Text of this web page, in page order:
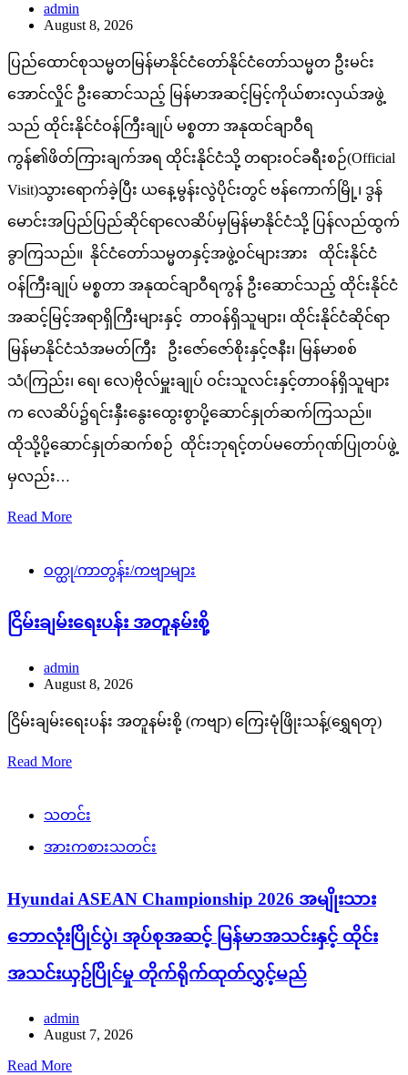
admin
August 8, 2026
ပြည်ထောင်စုသမ္မတမြန်မာနိုင်ငံတော်နိုင်ငံတော်သမ္မတ ဦးမင်း
အောင်လှိုင် ဦးဆောင်သည့် မြန်မာအဆင့်မြင့်ကိုယ်စားလှယ်အဖွဲ့
သည် ထိုင်းနိုင်ငံဝန်ကြီးချုပ် မစ္စတာ အနုထင်ချာဝီရ
ကွန်၏ဖိတ်ကြားချက်အရ ထိုင်းနိုင်ငံသို့ တရားဝင်ခရီးစဉ်(Official
Visit)သွားရောက်ခဲ့ပြီး ယနေ့မွန်းလွဲပိုင်းတွင် ဗန်ကောက်မြို့၊ ဒွန်
မောင်းအပြည်ပြည်ဆိုင်ရာလေဆိပ်မှမြန်မာနိုင်ငံသို့ ပြန်လည်ထွက်
ခွာကြသည်။ နိုင်ငံတော်သမ္မတနှင့်အဖွဲ့ဝင်များအား ထိုင်းနိုင်ငံ
ဝန်ကြီးချုပ် မစ္စတာ အနုထင်ချာဝီရကွန် ဦးဆောင်သည့် ထိုင်းနိုင်ငံ
အဆင့်မြင့်အရာရှိကြီးများနှင့် တာဝန်ရှိသူများ၊ ထိုင်းနိုင်ငံဆိုင်ရာ
မြန်မာနိုင်ငံသံအမတ်ကြီး ဦးဇော်ဇော်စိုးနှင့်ဇနီး၊ မြန်မာစစ်
သံ(ကြည်း၊ ရေ၊ လေ)ဗိုလ်မှူးချုပ် ဝင်းသူလင်းနှင့်တာဝန်ရှိသူများ
က လေဆိပ်၌ရင်းနှီးနွေးထွေးစွာပို့ဆောင်နှုတ်ဆက်ကြသည်။
ထိုသို့ပို့ဆောင်နှုတ်ဆက်စဉ် ထိုင်းဘုရင့်တပ်မတော်ဂုဏ်ပြုတပ်ဖွဲ့
မှလည်း…
Read More
ဝတ္ထု/ကာတွန်း/ကဗျာများ
ငြိမ်းချမ်းရေးပန်း အတူနမ်းစို့
admin
August 8, 2026
ငြိမ်းချမ်းရေးပန်း အတူနမ်းစို့ (ကဗျာ) ကြေးမုံဖြိုးသန့်(ရွှေရတု)
Read More
သတင်း
အားကစားသတင်း
Hyundai ASEAN Championship 2026 အမျိုးသား
ဘောလုံးပြိုင်ပွဲ၊ အုပ်စုအဆင့် မြန်မာအသင်းနှင့် ထိုင်း
အသင်းယှဉ်ပြိုင်မှု တိုက်ရိုက်ထုတ်လွှင့်မည်
admin
August 7, 2026
Read More